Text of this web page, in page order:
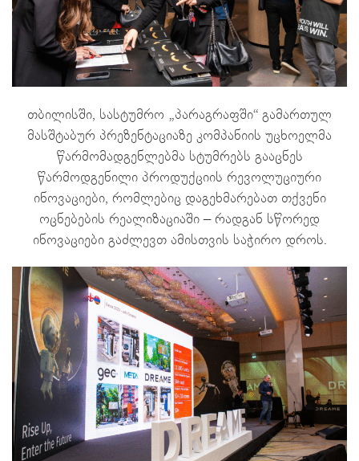
თბილისში, სასტუმრო „პარაგრაფში“ გამართულ
მასშტაბურ პრეზენტაციაზე კომპანიის უცხოელმა
წარმომადგენლებმა სტუმრებს გააცნეს
წარმოდგენილი პროდუქციის რევოლუციური
ინოვაციები, რომლებიც დაგეხმარებათ თქვენი
ოცნებების რეალიზაციაში – რადგან სწორედ
ინოვაციები გაძლევთ ამისთვის საჭირო დროს.